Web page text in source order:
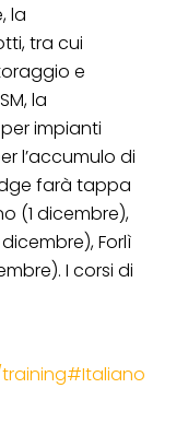
la
tra cui
e
la
impianti
l’accumulo di
farà tappa
(1 dicembre),
Forlì
I corsi di